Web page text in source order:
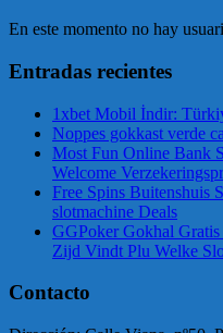
En este momento no hay
Entradas recientes
1xbet Mobil İndir:
Noppes gokkast verde
Most Fun Online Bank
Welcome
Free Spins Buitenshuis
slotmachine Deals
GGPoker Gokhal
Zijd Vindt Plu Welke
Contacto